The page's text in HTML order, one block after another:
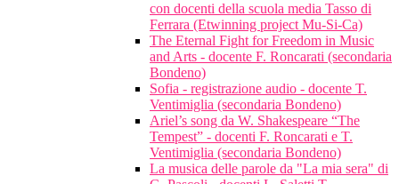
con docenti della scuola media Tasso di
Ferrara (Etwinning project Mu-Si-Ca)
The Eternal Fight for Freedom in Music
and Arts - docente F. Roncarati (secondaria
Bondeno)
Sofia - registrazione audio - docente T.
Ventimiglia (secondaria Bondeno)
Ariel’s song da W. Shakespeare “The
Tempest” - docenti F. Roncarati e T.
Ventimiglia (secondaria Bondeno)
La musica delle parole da "La mia sera" di